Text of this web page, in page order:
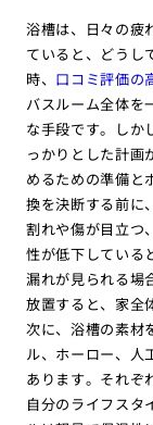
浴槽は、日々の疲
ていると、どうし
時、 口コミ評価の
バスルーム全体を
な手段です。しか
っかりとした計画
めるための準備と
換を決断する前に
割れや傷が目立つ
性が低下している
漏れが見られる場
放置すると、家全
次に、浴槽の素材
ル、ホーロー、人
あります。それぞ
自分のライフスタ